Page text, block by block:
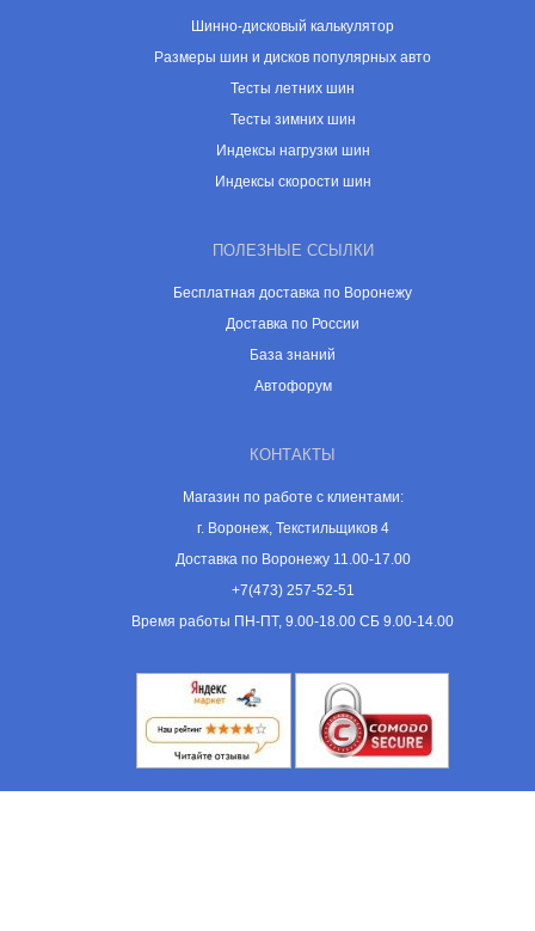
Шинно-дисковый калькулятор
Размеры шин и дисков популярных авто
Тесты летних шин
Тесты зимних шин
Индексы нагрузки шин
Индексы скорости шин
ПОЛЕЗНЫЕ ССЫЛКИ
Бесплатная доставка по Воронежу
Доставка по России
База знаний
Автофорум
КОНТАКТЫ
Магазин по работе с клиентами:
г. Воронеж, Текстильщиков 4
Доставка по Воронежу 11.00-17.00
+7(473) 257-52-51
Время работы ПН-ПТ, 9.00-18.00 СБ 9.00-14.00